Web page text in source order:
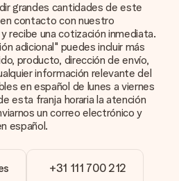
y cuándo recibo mi
encontrar en la página del
En caso de elegir
cuenta 3 días adicionales para la
grandes cantidades de este
contacto con nuestro
recibe una cotización inmediata.
adicional" puedes incluir más
producto, dirección de envío,
información relevante del
en español de lunes a viernes
esta franja horaria la atención
un correo electrónico y
español.
+31 111 700 212